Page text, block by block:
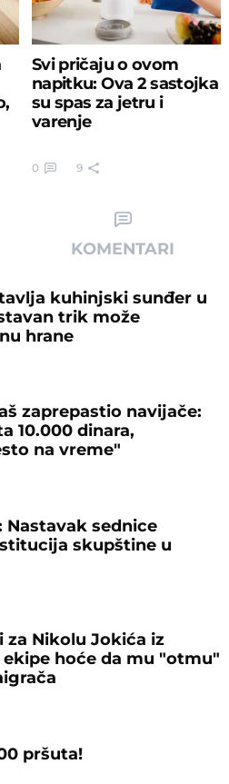
Svi pričaju o ovom
napitku: Ova 2 sastojka
su spas za jetru i
varenje
0 9
KOMENTARI
kuhinjski sunđer u
trik može
hrane
zaprepastio navijače:
10.000 dinara,
na vreme"
Nastavak sednice
skupštine u
za Nikolu Jokića iz
hoće da mu "otmu"
pršuta!